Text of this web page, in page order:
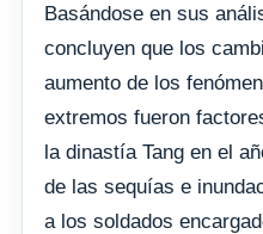
Basándose en sus
concluyen que los
aumento de los
extremos fueron
la dinastía Tang en el
de las sequías e
a los soldados